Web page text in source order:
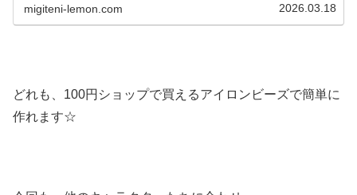
migiteni-lemon.com 2026.03.18
どれも、100円ショップで買えるアイロンビーズで簡単に
作れます☆